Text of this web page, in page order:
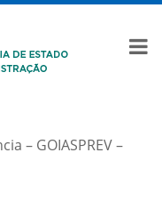
– GOIASPREV –